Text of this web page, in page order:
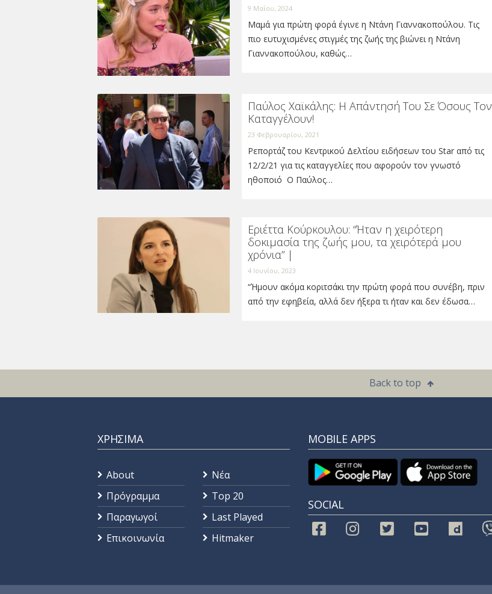
9 Μαΐου, 2024
Μαμά για πρώτη φορά έγινε η Ντάνη Γιαννακοπούλου. Τις
πιο ευτυχισμένες στιγμές της ζωής της βιώνει η Ντάνη
Γιαννακοπούλου, καθώς…
Παύλος Χαϊκάλης: Η Απάντησή Του Σε Όσους Τον
Καταγγέλουν!
23 Φεβρουαρίου, 2021
Ρεπορτάζ του Κεντρικού Δελτίου ειδήσεων του Star από τις
12/2/21 για τις καταγγελίες που αφορούν τον γνωστό
ηθοποιό Ο Παύλος…
Εριέττα Κούρκουλου: “Ήταν η χειρότερη
δοκιμασία της ζωής μου, τα χειρότερά μου
χρόνια” |
4 Ιουνίου, 2023
“Ήμουν ακόμα κοριτσάκι την πρώτη φορά που συνέβη, πριν
από την εφηβεία, αλλά δεν ήξερα τι ήταν και δεν έδωσα…
Back to top
ΧΡΗΣΙΜΑ
About
Πρόγραμμα
Παραγωγοί
Επικοινωνία
Νέα
Top 20
Last Played
Hitmaker
MOBILE APPS
SOCIAL